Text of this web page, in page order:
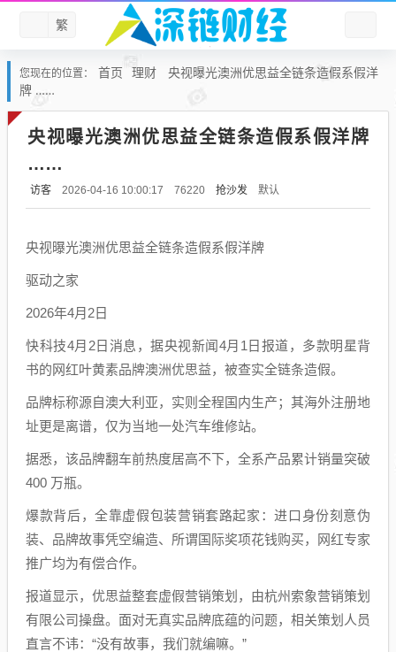
繁
您现在的位置： 首页 理财
央视曝光澳洲优思益全链条造假系假洋
牌 ……
央视曝光澳洲优思益全链条造假系假洋牌
……
访客 2026-04-16 10:00:17 76220 抢沙发 默认
央视曝光澳洲优思益全链条造假系假洋牌
驱动之家
2026年4月2日
快科技4月2日消息，据央视新闻4月1日报道，多款明星背
书的网红叶黄素品牌澳洲优思益，被查实全链条造假。
品牌标称源自澳大利亚，实则全程国内生产；其海外注册地
址更是离谱，仅为当地一处汽车维修站。
据悉，该品牌翻车前热度居高不下，全系产品累计销量突破
400 万瓶。
爆款背后，全靠虚假包装营销套路起家：进口身份刻意伪
装、品牌故事凭空编造、所谓国际奖项花钱购买，网红专家
推广均为有偿合作。
报道显示，优思益整套虚假营销策划，由杭州索象营销策划
有限公司操盘。面对无真实品牌底蕴的问题，相关策划人员
直言不讳：“没有故事，我们就编嘛。”